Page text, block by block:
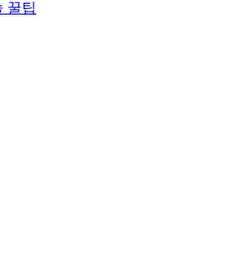
꿀팁